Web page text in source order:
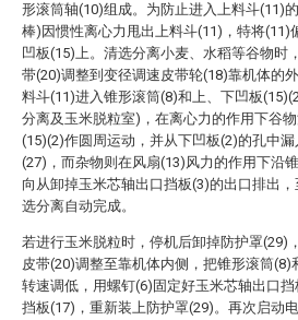
形滚筒轴(10)组成。为防止进入上料斗(11)
棒)因惯性离心力甩出上料斗(11)，特将(11)
凹板(15)上。清选分离小麦、水稻等谷物时
带(20)调整到变径调速皮带轮(18)靠机体的
料斗(11)进入锥形滚筒(8)和上、下凹板
分离及玉米脱粒室)，在离心力的作用下谷
(15)(2)作圆周运动，并从下凹板(2)的孔中
(27)，而杂物则在风扇(13)风力的作用下沿
向从卸掉玉米芯轴出口挡板(3)的出口排出
选分离自动完成。
若进行玉米脱粒时，停机后卸掉防护罩(29)
皮带(20)调整至靠机体内侧，把锥形滚筒(8)
转速调低，用螺钉(6)固定好玉米芯轴出口挡
挡板(17)，重新装上防护罩(29)。再次启动